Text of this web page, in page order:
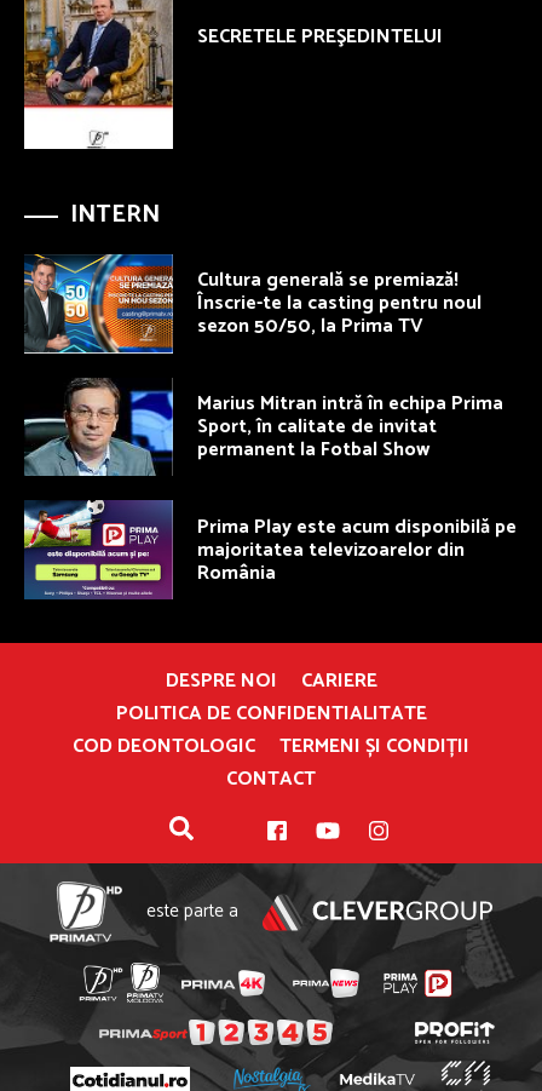
SECRETELE PREŞEDINTELUI
INTERN
Cultura generală se premiază!
Înscrie-te la casting pentru noul
sezon 50/50, la Prima TV
Marius Mitran intră în echipa Prima
Sport, în calitate de invitat
permanent la Fotbal Show
Prima Play este acum disponibilă pe
majoritatea televizoarelor din
România
DESPRE NOI
CARIERE
POLITICA DE CONFIDENTIALITATE
COD DEONTOLOGIC
TERMENI ȘI CONDIȚII
CONTACT
este parte a